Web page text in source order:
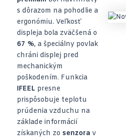
s dôrazom na pohodlie a
ergonómiu. Veľkosť
displeja bola zväčšená o
67 %, a špeciálny povlak
chráni displej pred
mechanickým
poškodením. Funkcia
IFEEL presne
prispôsobuje teplotu
prúdenia vzduchu na
základe informácií
získaných zo senzora v